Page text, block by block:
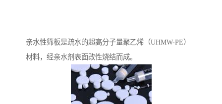
亲水性筛板是疏水的超高分子量聚乙烯（UHMW-PE）
材料，经亲水剂表面改性烧结而成。